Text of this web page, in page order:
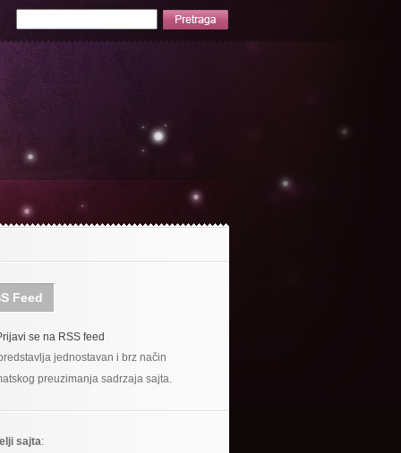
Feed
se na RSS feed
jednostavan i brz način
preuzimanja sadrzaja sajta.
sajta: